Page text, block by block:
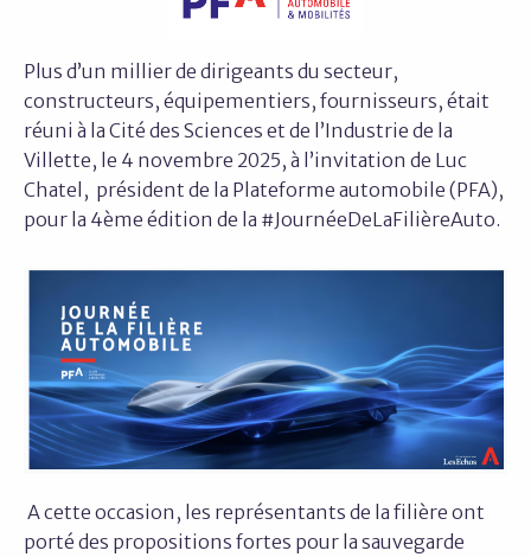
Plus d’un millier de dirigeants du secteur,
constructeurs, équipementiers, fournisseurs, était
réuni à la Cité des Sciences et de l’Industrie de la
Villette, le 4 novembre 2025, à l’invitation de Luc
Chatel,‌ président de la Plateforme automobile (PFA),
pour la 4ème édition de la #JournéeDeLaFilièreAuto.
A cette occasion, les représentants de la filière ont
porté des propositions fortes pour la sauvegarde